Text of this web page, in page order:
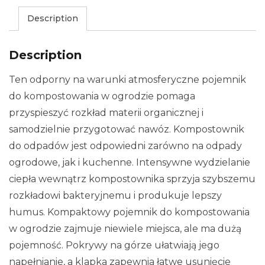
Description
Description
Ten odporny na warunki atmosferyczne pojemnik
do kompostowania w ogrodzie pomaga
przyspieszyć rozkład materii organicznej i
samodzielnie przygotować nawóz. Kompostownik
do odpadów jest odpowiedni zarówno na odpady
ogrodowe, jak i kuchenne. Intensywne wydzielanie
ciepła wewnątrz kompostownika sprzyja szybszemu
rozkładowi bakteryjnemu i produkuje lepszy
humus. Kompaktowy pojemnik do kompostowania
w ogrodzie zajmuje niewiele miejsca, ale ma dużą
pojemność. Pokrywy na górze ułatwiają jego
napełnianie, a klapka zapewnia łatwe usunięcie